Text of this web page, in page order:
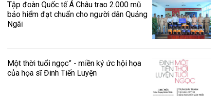
Tập đoàn Quốc tế Á Châu trao 2.000 mũ
bảo hiểm đạt chuẩn cho người dân Quảng
Ngãi
Một thời tuổi ngọc” - miền ký ức hội họa
của họa sĩ Đinh Tiến Luyện